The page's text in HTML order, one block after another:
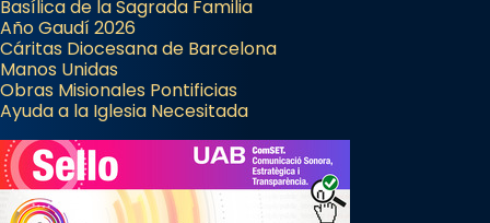
Basílica de la Sagrada Familia
Año Gaudí 2026
Cáritas Diocesana de Barcelona
Manos Unidas
Obras Misionales Pontificias
Ayuda a la Iglesia Necesitada